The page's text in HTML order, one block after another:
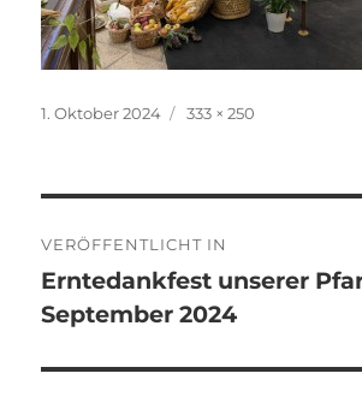
Veröffentlicht
1. Oktober 2024 Originalgröße
333 × 250
VERÖFFENTLICHT IN
Erntedankfest unserer
September 2024